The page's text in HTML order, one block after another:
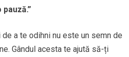
a te odihni nu este un semn de
Gândul acesta te ajută să-ți